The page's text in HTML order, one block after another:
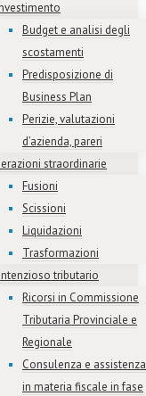
Budget e analisi degli
scostamenti
Predisposizione di
Business Plan
Perizie, valutazioni
d’azienda, pareri
straordinarie
Fusioni
Scissioni
Liquidazioni
Trasformazioni
tributario
Ricorsi in Commissione
Tributaria Provinciale e
Regionale
Consulenza e assistenza
in materia fiscale in fase